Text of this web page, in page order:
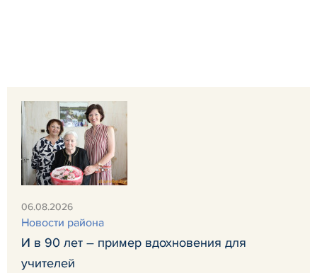
06.08.2026
Новости района
И в 90 лет – пример вдохновения для
учителей